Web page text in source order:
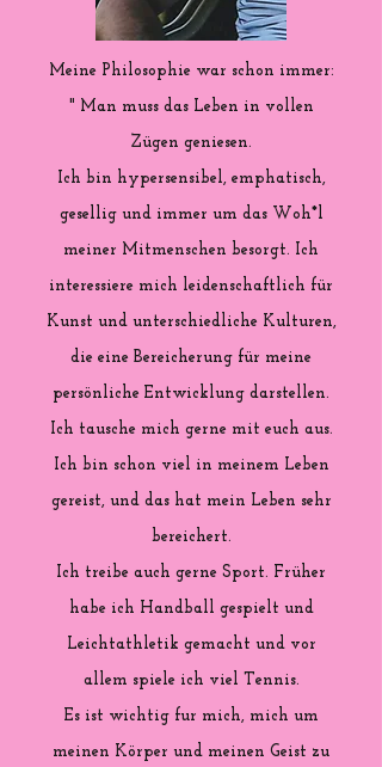
Meine Philosophie war schon immer:
" Man muss das Leben in vollen
Zügen geniesen.
Ich bin hypersensibel, emphatisch,
gesellig und immer um das Woh*l
meiner Mitmenschen besorgt. Ich
interessiere mich leidenschaftlich für
Kunst und unterschiedliche Kulturen,
die eine Bereicherung für meine
persönliche Entwicklung darstellen.
Ich tausche mich gerne mit euch aus.
Ich bin schon viel in meinem Leben
gereist, und das hat mein Leben sehr
bereichert.
Ich treibe auch gerne Sport. Früher
habe ich Handball gespielt und
Leichtathletik gemacht und vor
allem spiele ich viel Tennis.
Es ist wichtig fur mich, mich um
meinen Körper und meinen Geist zu